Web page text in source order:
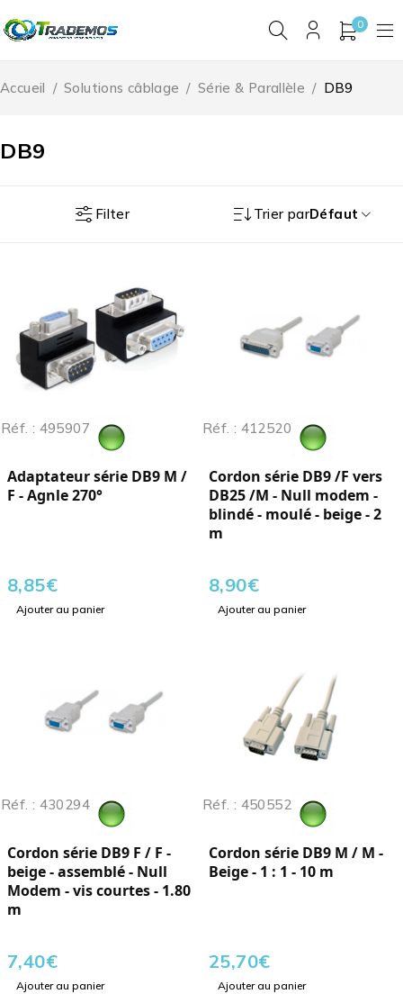
0
DB9
Accueil / Solutions câblage / Série & Parallèle / DB9
Filter Trier parDéfaut
Réf. : 495907
Adaptateur série DB9 M /
F - Agnle 270°
8,85€
Ajouter au panier
Réf. : 412520
Cordon série DB9 /F vers
DB25 /M - Null modem -
blindé - moulé - beige - 2
m
8,90€
Ajouter au panier
Réf. : 430294
Cordon série DB9 F / F -
beige - assemblé - Null
Modem - vis courtes - 1.80
m
7,40€
Ajouter au panier
Réf. : 450552
Cordon série DB9 M / M -
Beige - 1 : 1 - 10 m
25,70€
Ajouter au panier